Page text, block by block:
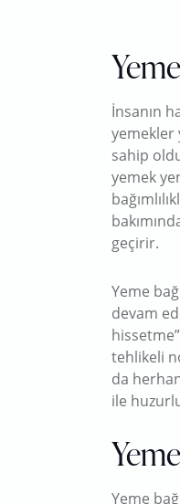
İnsanın
yemekler
sahip
yemek
geçirir.
Yeme
devam
tehlikeli
da
ile
Yeme